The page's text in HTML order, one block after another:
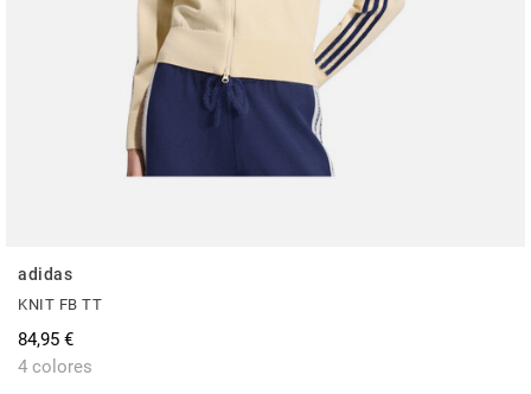
adidas
KNIT FB TT
84,95 €
4 colores